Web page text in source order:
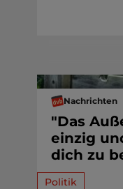
Nachrichten
"Das
einzig
dich zu
Politik